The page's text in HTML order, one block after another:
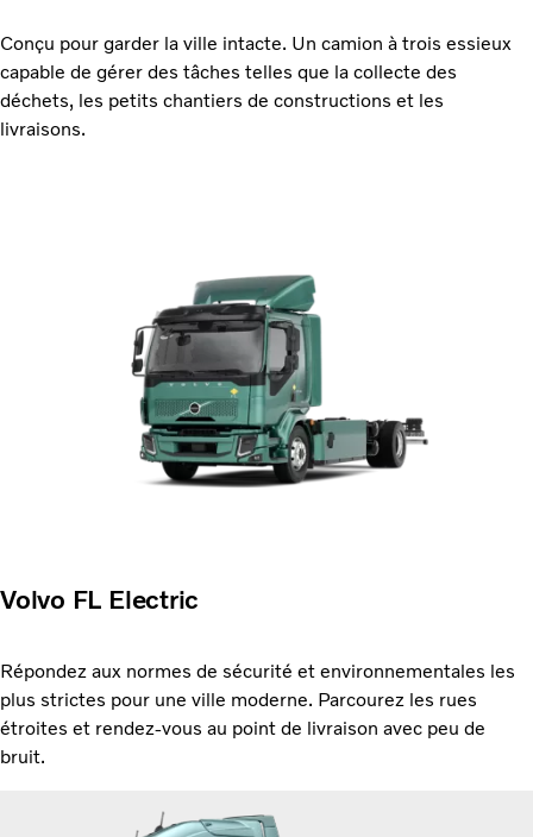
Conçu pour garder la ville intacte. Un camion à trois essieux
capable de gérer des tâches telles que la collecte des
déchets, les petits chantiers de constructions et les
livraisons.
Volvo FL Electric
Répondez aux normes de sécurité et environnementales les
plus strictes pour une ville moderne. Parcourez les rues
étroites et rendez-vous au point de livraison avec peu de
bruit.